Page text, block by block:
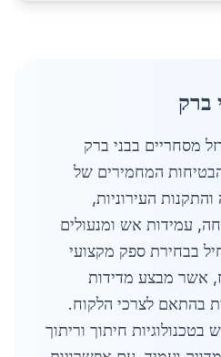
ברק
מסחריים בבני ברק
המחמירים של
העירוניות,
עמידות אש ומנעולים
בבחירת ספק מקצועי
אשר מבצע מדידות
בהתאם לצרכי הלקוח.
חיתוך וריתוך